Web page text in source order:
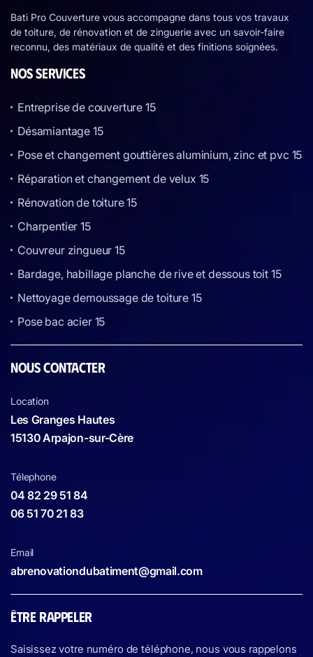
Bati Pro Couverture vous accompagne dans tous vos travaux
de toiture, de rénovation et de zinguerie avec un savoir-faire
reconnu, des matériaux de qualité et des finitions soignées.
NOS SERVICES
Entreprise de couverture 15
Désamiantage 15
Pose et changement gouttières aluminium, zinc et pvc 15
Réparation et changement de velux 15
Rénovation de toiture 15
Charpentier 15
Couvreur zingueur 15
Bardage, habillage planche de rive et dessous toit 15
Nettoyage demoussage de toiture 15
Pose bac acier 15
NOUS CONTACTER
Location
Les Granges Hautes
15130 Arpajon-sur-Cère
Télephone
04 82 29 51 84
06 51 70 21 83
Email
abrenovationdubatiment@gmail.com
ÊTRE RAPPELER
Saisissez votre numéro de téléphone, nous vous rappelons